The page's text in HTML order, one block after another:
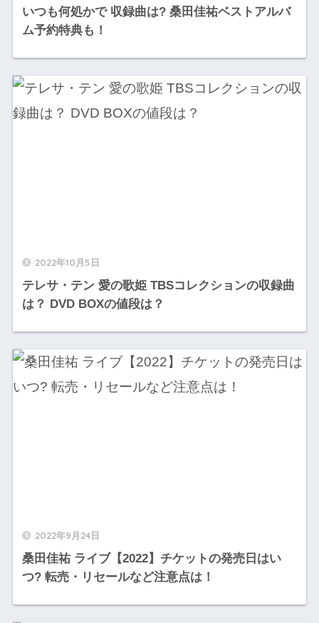
いつも何処かで 収録曲は? 桑田佳祐ベストアルバ
ム予約特典も！
2022年10月5日
テレサ・テン 愛の歌姫 TBSコレクションの収録曲
は？ DVD BOXの値段は？
2022年9月24日
桑田佳祐 ライブ【2022】チケットの発売日はい
つ? 転売・リセールなど注意点は！